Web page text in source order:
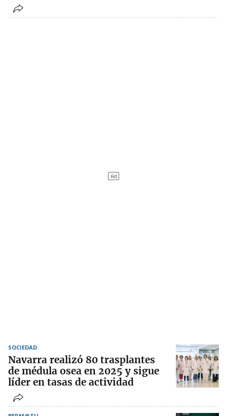
SOCIEDAD
Navarra realizó 80 trasplantes
de médula osea en 2025 y sigue
líder en tasas de actividad